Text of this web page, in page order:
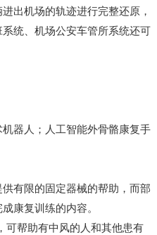
出机场的轨迹进行完整还原，
统、机场公安车管所系统还可
有限的固定器械的帮助，而部
康复训练的内容。
可帮助有中风的人和其他患有